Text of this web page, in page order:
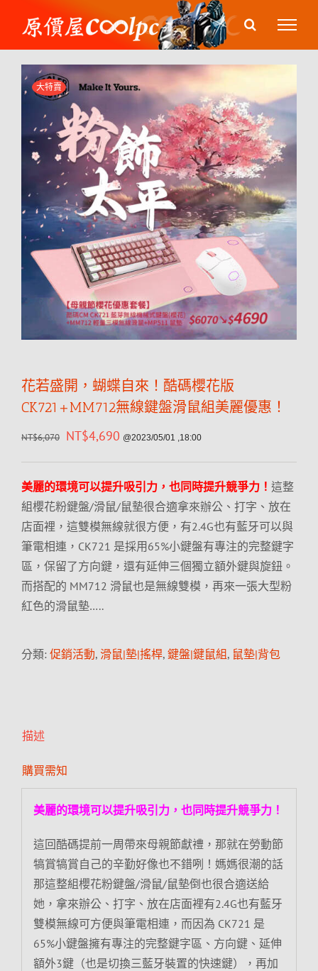
content
大特賣
花若盛開，蝴蝶自來！酷碼櫻花版
CK721+MM712無線鍵盤滑鼠組美麗優惠！
NT$6,070 NT$4,690 @2023/05/01 ,18:00
美麗的環境可以提升吸引力，也同時提升競爭力！ 這整
組櫻花粉鍵盤/滑鼠/鼠墊很合適拿來辦公、打字、放在
店面裡，這雙模無線就很方便，有2.4G也有藍牙可以與
筆電相連，CK721 是採用65%小鍵盤有專注的完整鍵字
區，保留了方向鍵，還有延伸三個獨立額外鍵與旋鈕。
而搭配的 MM712 滑鼠也是無線雙模，再來一張大型粉
紅色的滑鼠墊…..
分類: 促銷活動, 滑鼠|墊|搖桿, 鍵盤|鍵鼠組, 鼠墊|背包
描述
購買需知
美麗的環境可以提升吸引力，也同時提升競爭力！
這回酷碼提前一周帶來母親節獻禮，那就在勞動節
犒賞犒賞自己的辛勤好像也不錯咧！媽媽很潮的話
那這整組櫻花粉鍵盤/滑鼠/鼠墊倒也很合適送給
她，拿來辦公、打字、放在店面裡有2.4G也有藍牙
雙模無線可方便與筆電相連，而因為 CK721 是
65%小鍵盤擁有專注的完整鍵字區、方向鍵、延伸
額外3鍵（也是切換三藍牙裝置的快速鍵），再加